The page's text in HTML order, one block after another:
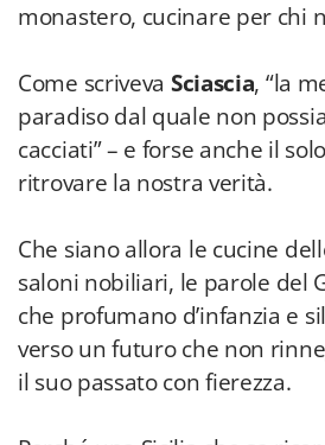
monastero, cucinare per chi
Come scriveva Sciascia, “la
paradiso dal quale non
cacciati” – e forse anche il
ritrovare la nostra verità.
Che siano allora le cucine
saloni nobiliari, le parole del
che profumano d’infanzia e
verso un futuro che non
il suo passato con fierezza.